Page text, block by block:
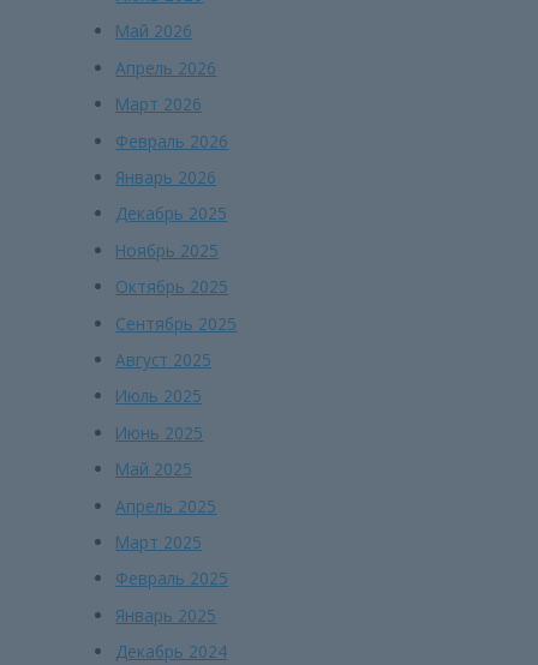
Май 2026
Апрель 2026
Март 2026
Февраль 2026
Январь 2026
Декабрь 2025
Ноябрь 2025
Октябрь 2025
Сентябрь 2025
Август 2025
Июль 2025
Июнь 2025
Май 2025
Апрель 2025
Март 2025
Февраль 2025
Январь 2025
Декабрь 2024